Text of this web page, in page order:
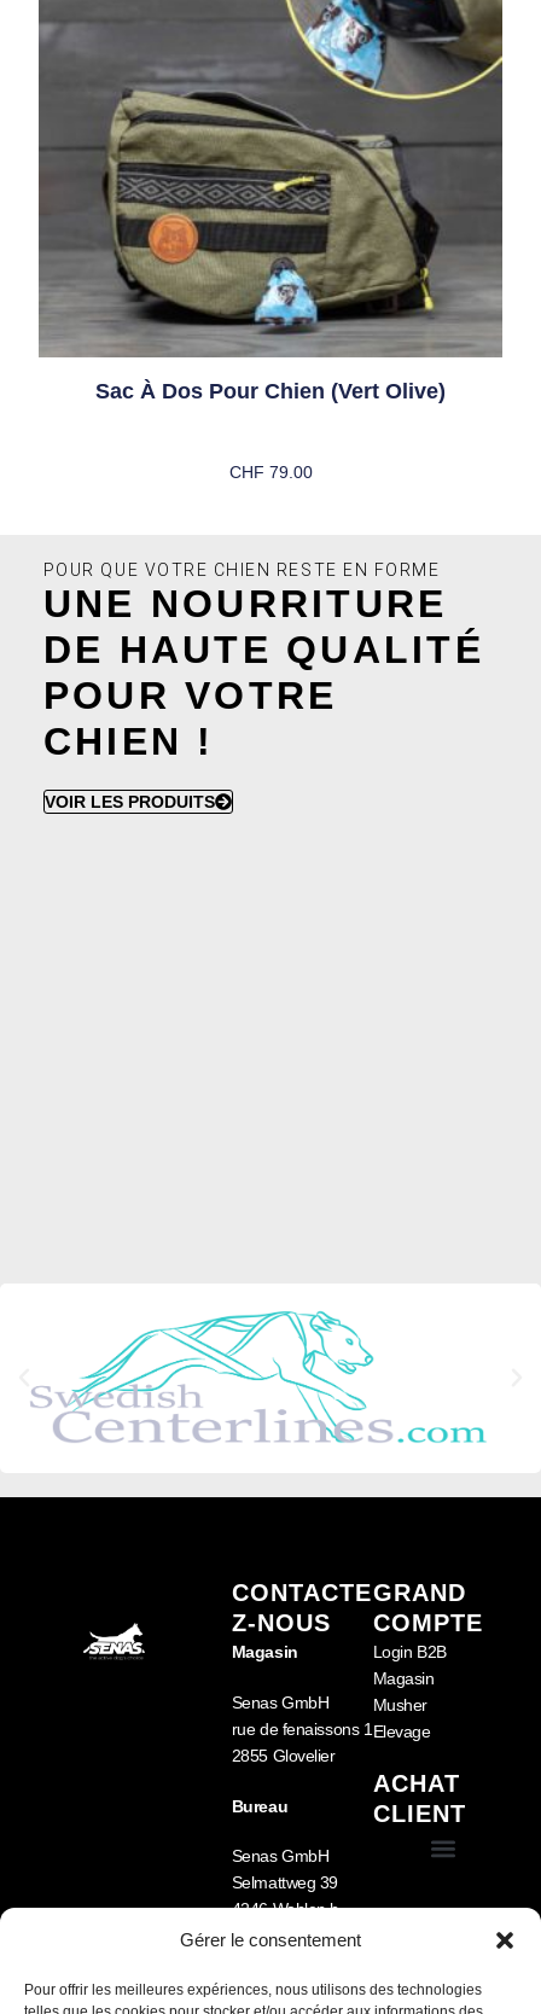
Gérer le consentement
Pour offrir les meilleures expériences, nous utilisons des technologies
Sac À Dos Pour Chien (vert Olive)
CHF 79.00
POUR QUE VOTRE CHIEN RESTE EN FORME
UNE NOURRITURE
DE HAUTE QUALITÉ
POUR VOTRE
CHIEN !
VOIR LES PRODUITS
CONTACTE
Z-NOUS
Magasin
Senas GmbH
rue de fenaissons 1
2855 Glovelier
Bureau
Senas GmbH
Selmattweg 39
4246 Wahlen b.
Laufen
09
GRAND
COMPTE
Login B2B
Magasin
Musher
Elevage
ACHAT
CLIENT